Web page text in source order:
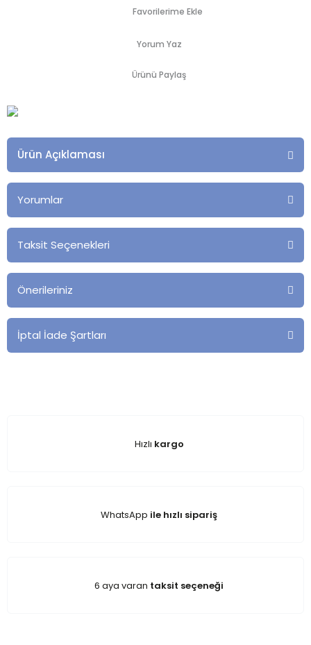
Yorum Yaz
Ürünü Paylaş
Ürün Açıklaması
Yorumlar
Taksit Seçenekleri
Önerileriniz
İptal İade Şartları
Hızlı kargo
WhatsApp ile hızlı sipariş
6 aya varan taksit seçeneği